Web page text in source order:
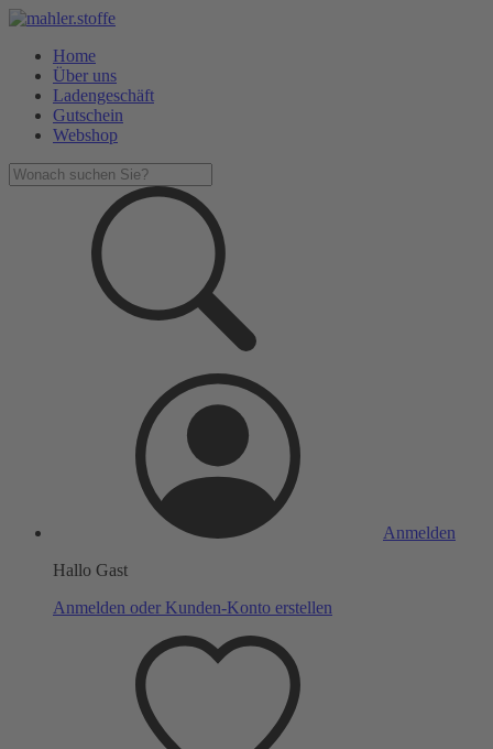
Home
Über uns
Ladengeschäft
Gutschein
Webshop
Anmelden
Hallo Gast
Anmelden oder Kunden-Konto erstellen